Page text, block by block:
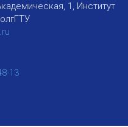
1, Институт
13